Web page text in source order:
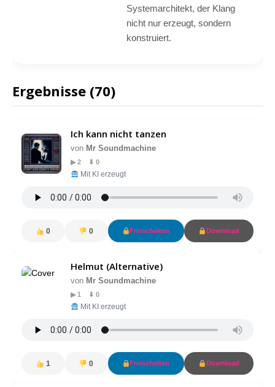
Systemarchitekt, der Klang
nicht nur erzeugt, sondern
konstruiert.
Ergebnisse (70)
Ich kann nicht tanzen
von Mr Soundmachine
▶ 2 ⬇ 0
Mit KI erzeugt
0 0 Freischalten Download
Helmut (Alternative)
von Mr Soundmachine
▶ 1 ⬇ 0
Mit KI erzeugt
1 0 Freischalten Download